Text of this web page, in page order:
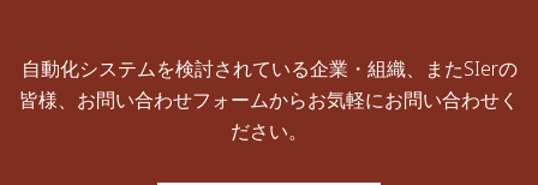
自動化システムを検討されている企業・組織、またSIerの
皆様、お問い合わせフォームからお気軽にお問い合わせく
ださい。